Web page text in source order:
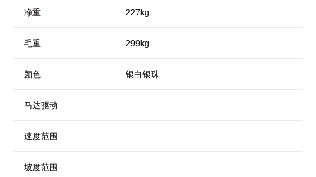
净重 227kg
毛重 299kg
颜色 银白银珠
马达驱动
速度范围
坡度范围